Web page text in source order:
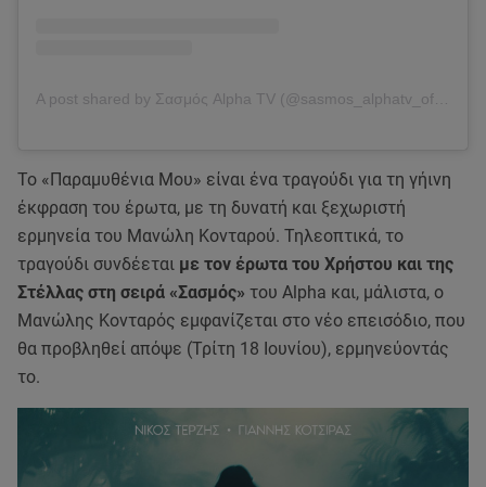
Το «Παραμυθένια Μου» είναι ένα τραγούδι για τη γήινη
έκφραση του έρωτα, με τη δυνατή και ξεχωριστή
ερμηνεία του Μανώλη Κονταρού. Τηλεοπτικά, το
τραγούδι συνδέεται με τον έρωτα του Χρήστου και της
Στέλλας στη σειρά «Σασμός» του Alpha και, μάλιστα, ο
Μανώλης Κονταρός εμφανίζεται στο νέο επεισόδιο, που
θα προβληθεί απόψε (Τρίτη 18 Ιουνίου), ερμηνεύοντάς
το.